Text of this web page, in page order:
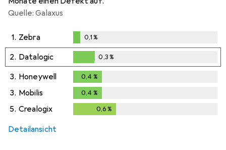
Quelle: Galaxus
1. Zebra
0,1%
0,1%
2. Datalogic
0,3%
0,3%
3. Honeywell 0,4 %
3. Mobilis 0,4 %
5. Crealogix 0,6 %
Detailansicht